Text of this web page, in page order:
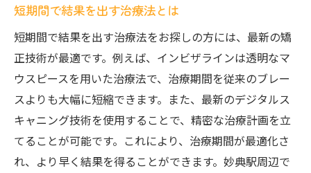
短期間で結果を出す治療法とは
短期間で結果を出す治療法をお探しの方には、最新の矯
正技術が最適です。例えば、インビザラインは透明なマ
ウスピースを用いた治療法で、治療期間を従来のブレー
スよりも大幅に短縮できます。また、最新のデジタルス
キャニング技術を使用することで、精密な治療計画を立
てることが可能です。これにより、治療期間が最適化さ
れ、より早く結果を得ることができます。妙典駅周辺で